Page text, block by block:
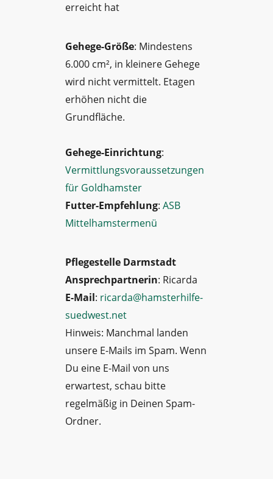
erreicht hat
Gehege-Größe: Mindestens
6.000 cm², in kleinere Gehege
wird nicht vermittelt. Etagen
erhöhen nicht die
Grundfläche.
Gehege-Einrichtung:
Vermittlungsvoraussetzungen
für Goldhamster
Futter-Empfehlung: ASB
Mittelhamstermenü
Pflegestelle Darmstadt
Ansprechpartnerin: Ricarda
E-Mail: ricarda@hamsterhilfe-
suedwest.net
Hinweis: Manchmal landen
unsere E-Mails im Spam. Wenn
Du eine E-Mail von uns
erwartest, schau bitte
regelmäßig in Deinen Spam-
Ordner.